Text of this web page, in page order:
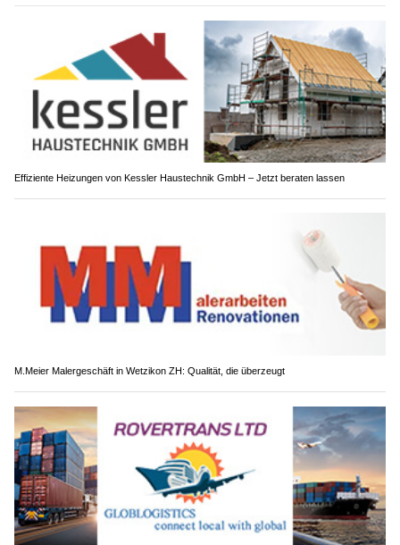
Effiziente Heizungen von Kessler Haustechnik GmbH – Jetzt beraten lassen
M.Meier Malergeschäft in Wetzikon ZH: Qualität, die überzeugt